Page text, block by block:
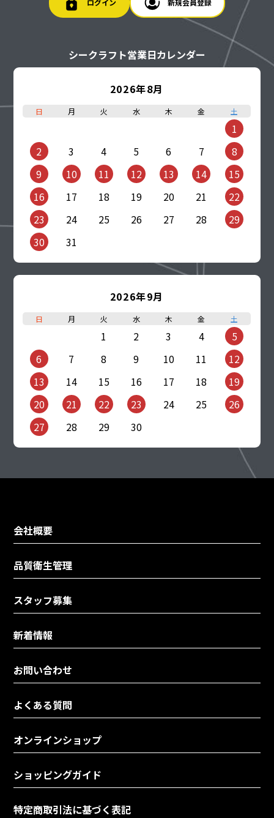
ログイン 新規会員登録
シークラフト営業日カレンダー
2026年8月
日 月 火 水 木 金 土
1
2
3 4 5 6 7
8
9
10 11 12 13 14
15
16
17 18 19 20 21
22
23
24 25 26 27 28
29
30
31
2026年9月
日 月 火 水 木 金 土
1 2 3 4
5
6
7 8 9 10 11
12
13
14 15 16 17 18
19
20
21 22 23 24 25
26
27
28 29 30
会社概要
品質衛生管理
スタッフ募集
新着情報
お問い合わせ
よくある質問
オンラインショップ
ショッピングガイド
特定商取引法に基づく表記